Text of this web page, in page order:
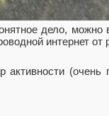
дело, можно
интернет от
(очень